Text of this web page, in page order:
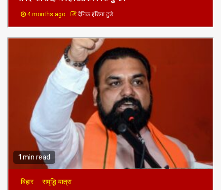
4 months ago दैनिक इंडिया टुडे
1 min read
बिहार समृद्धि यात्रा